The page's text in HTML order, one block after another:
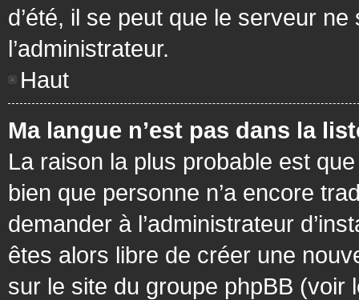
d’été, il se peut que le serveur
l’administrateur.
Haut
Ma langue n’est pas dans la
La raison la plus probable est
bien que personne n’a encore
demander à l’administrateur
êtes alors libre de créer une
sur le site du groupe phpBB (voir